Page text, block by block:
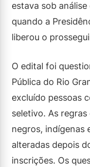
estava sob
quando a
liberou o
O edital foi
Pública do Rio
excluído pessoas
seletivo. As
negros, indígenas
alteradas depois
inscrições. Os